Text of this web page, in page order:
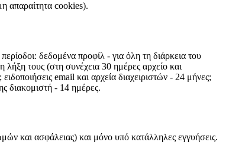
απαραίτητα cookies).
δεδομένα προφίλ - για όλη τη διάρκεια του
τους (στη συνέχεια 30 ημέρες αρχείο και
email και αρχεία διαχειριστών - 24 μήνες;
διακομιστή - 14 ημέρες.
και ασφάλειας) και μόνο υπό κατάλληλες εγγυήσεις.